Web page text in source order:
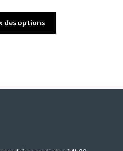
des options
options